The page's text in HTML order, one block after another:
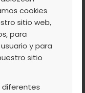
cookies
sitio web,
para
y para
sitio
diferentes
UNA
FRUIT